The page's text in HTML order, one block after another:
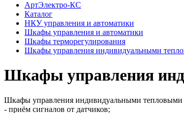
АртЭлектро-КС
Каталог
НКУ управления и автоматики
Шкафы управления и автоматики
Шкафы терморегулирования
Шкафы управления индивидуальными
Шкафы управления
Шкафы управления индивидуальными
- приём сигналов от датчиков;